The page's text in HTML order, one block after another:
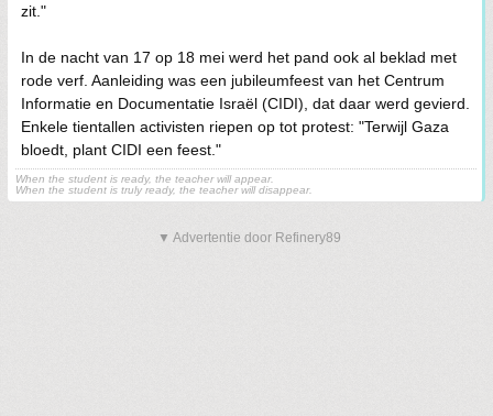
zit."
In de nacht van 17 op 18 mei werd het pand ook al beklad met
rode verf. Aanleiding was een jubileumfeest van het Centrum
Informatie en Documentatie Israël (CIDI), dat daar werd gevierd.
Enkele tientallen activisten riepen op tot protest: "Terwijl Gaza
bloedt, plant CIDI een feest."
When the student is ready, the teacher will appear.
When the student is truly ready, the teacher will disappear.
▼ Advertentie door Refinery89